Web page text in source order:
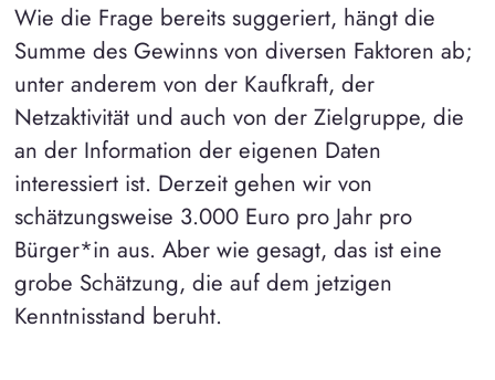
Wie die Frage bereits suggeriert, hängt die
Summe des Gewinns von diversen Faktoren ab;
unter anderem von der Kaufkraft, der
Netzaktivität und auch von der Zielgruppe, die
an der Information der eigenen Daten
interessiert ist. Derzeit gehen wir von
schätzungsweise 3.000 Euro pro Jahr pro
Bürger*in aus. Aber wie gesagt, das ist eine
grobe Schätzung, die auf dem jetzigen
Kenntnisstand beruht.